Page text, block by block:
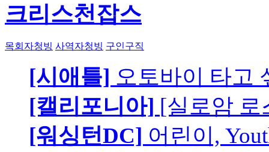
크리스천잡스
목회자청빙 사역자청빙 구인구직
[시애틀] 오토바이 타고
[캘리포니아] [실로암 로
[워싱턴DC] 어린이,